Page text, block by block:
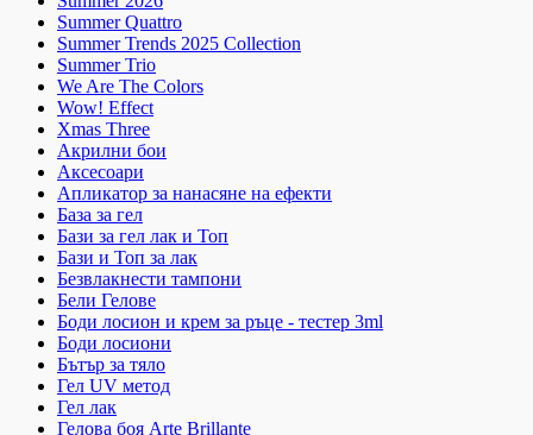
Summer Quattro
Summer Trends 2025 Collection
Summer Trio
We Are The Colors
Wow! Effect
Xmas Three
Акрилни бои
Аксесоари
Апликатор за нанасяне на ефекти
База за гел
Бази за гел лак и Топ
Бази и Топ за лак
Безвлакнести тампони
Бели Гелове
Боди лосион и крем за ръце - тестер 3ml
Боди лосиони
Бътър за тяло
Гел UV метод
Гел лак
Гелова боя Arte Brillante